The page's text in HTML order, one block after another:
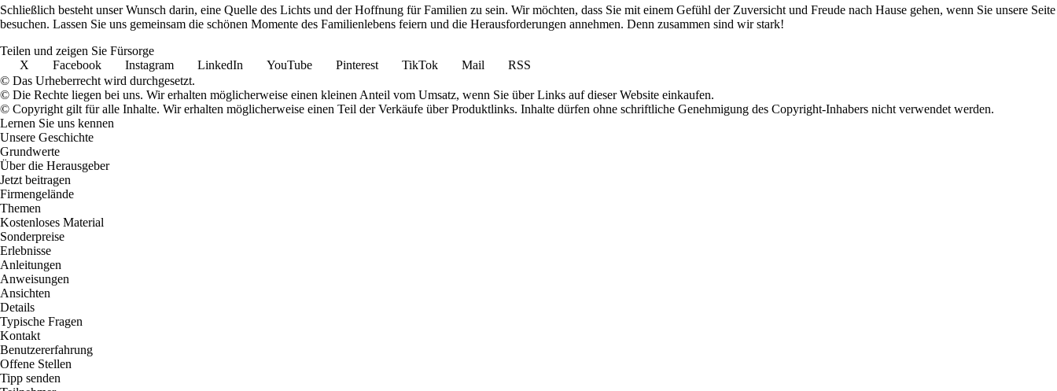
Schließlich besteht unser Wunsch darin, eine Quelle des Lichts und der Hoffnung für Familien zu sein. Wir möchten, dass Sie mit einem Gefühl der Zuversicht und Freude nach Hause gehen, wenn Sie unsere Seite
besuchen. Lassen Sie uns gemeinsam die schönen Momente des Familienlebens feiern und die Herausforderungen annehmen. Denn zusammen sind wir stark!
Teilen und zeigen Sie Fürsorge
X
Facebook Instagram LinkedIn YouTube Pinterest TikTok Mail
RSS
© Das Urheberrecht wird durchgesetzt.
© Die Rechte liegen bei uns. Wir erhalten möglicherweise einen kleinen Anteil vom Umsatz, wenn Sie über Links auf dieser Website einkaufen.
© Copyright gilt für alle Inhalte. Wir erhalten möglicherweise einen Teil der Verkäufe über Produktlinks. Inhalte dürfen ohne schriftliche Genehmigung des Copyright-Inhabers nicht verwendet werden.
Lernen Sie uns kennen
Unsere Geschichte
Grundwerte
Über die Herausgeber
Jetzt beitragen
Firmengelände
Themen
Kostenloses Material
Sonderpreise
Erlebnisse
Anleitungen
Anweisungen
Ansichten
Details
Typische Fragen
Kontakt
Benutzererfahrung
Offene Stellen
Tipp senden